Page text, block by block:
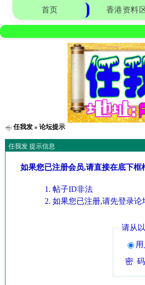
首页 香港资料
任我发» 论坛提示
任我发 提示信息
如果您已注册会员,请直接在底下
帖子ID非法
如果您已注册,请先登录论
请从
密 码